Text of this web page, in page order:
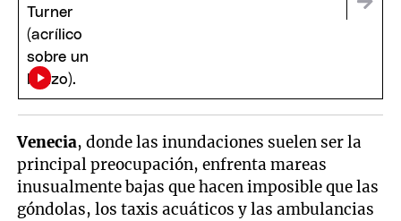
Venecia, donde las inundaciones suelen ser la
principal preocupación, enfrenta mareas
inusualmente bajas que hacen imposible que las
góndolas, los taxis acuáticos y las ambulancias